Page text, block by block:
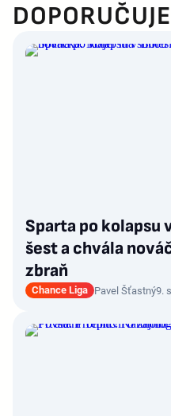
Sparta po kolapsu
šest a chvála
zbraň
Chance Liga Pavel Šťastný9.